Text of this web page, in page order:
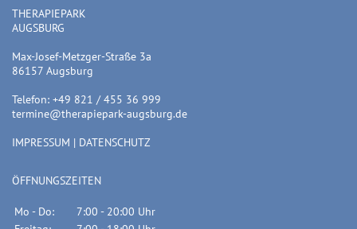
THERAPIEPARK
AUGSBURG
Max-Josef-Metzger-Straße 3a
86157 Augsburg
Telefon: +49 821 / 455 36 999
termine@therapiepark-augsburg.de
IMPRESSUM | DATENSCHUTZ
ÖFFNUNGSZEITEN
Mo - Do:
7:00 - 20:00 Uhr